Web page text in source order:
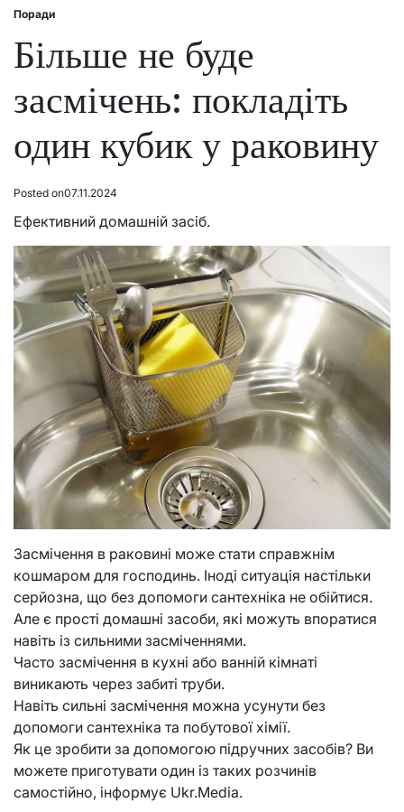
Posted
Поради
Більше не буде
засмічень: покладіть
один кубик у раковину
Posted on07.11.2024
Ефективний домашній засіб.
Засмічення в раковині може стати справжнім
кошмаром для господинь. Іноді ситуація настільки
серйозна, що без допомоги сантехніка не обійтися.
Але є прості домашні засоби, які можуть впоратися
навіть із сильними засміченнями.
Часто засмічення в кухні або ванній кімнаті
виникають через забиті труби.
Навіть сильні засмічення можна усунути без
допомоги сантехніка та побутової хімії.
Як це зробити за допомогою підручних засобів? Ви
можете приготувати один із таких розчинів
самостійно, інформує Ukr.Media.